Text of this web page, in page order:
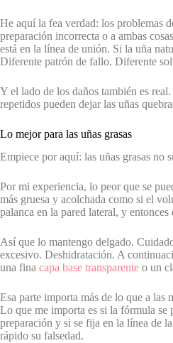
He aquí la fea verdad: los problemas
preparación incorrecta o a ambas
está en la línea de unión. Si la uña
Diferente patrón de fallo. Diferente
Y el lado de los daños también es real.
repetidos pueden dejar las uñas
Lo mejor para las uñas grasas
Empiece por aquí: las uñas grasas no
Por mi experiencia, lo peor que se
más gruesa y acolchada como si el
palanca en la pared lateral, y
Así que lo mantengo delgado.
excesivo. Deshidratación. A
una fina capa base transparente o un
Esa parte importa más de lo que a las
Lo que me importa es si la fórmula se
preparación y si se fija en la línea de
rápido su falsedad.